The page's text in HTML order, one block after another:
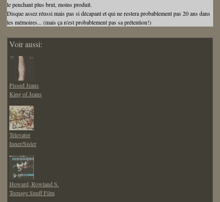
le penchant plus brut, moins produit.
Disque assez réussi mais pas si décapant et qui ne restera probablement pas 20 ans dans
les mémoires... (mais ça n'est probablement pas sa prétention!)
Voir aussi:
Pissed Jeans
King of Jeans
Televator
Inner/Sister
Howard, Rowland S.
Teenage Snuff Film